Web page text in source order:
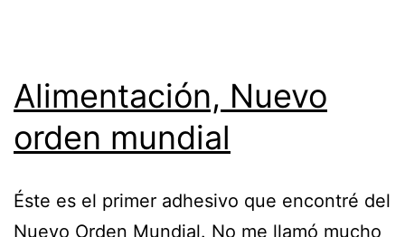
Alimentación, Nuevo
orden mundial
Éste es el primer adhesivo que encontré del
Nuevo Orden Mundial. No me llamó mucho